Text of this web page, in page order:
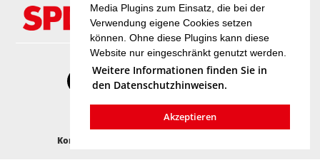
Media Plugins zum Einsatz, die bei der
Verwendung eigene Cookies setzen
können. Ohne diese Plugins kann diese
Website nur eingeschränkt genutzt werden.
Weitere Informationen finden Sie in
den Datenschutzhinweisen.
Akzeptieren
Kontakt